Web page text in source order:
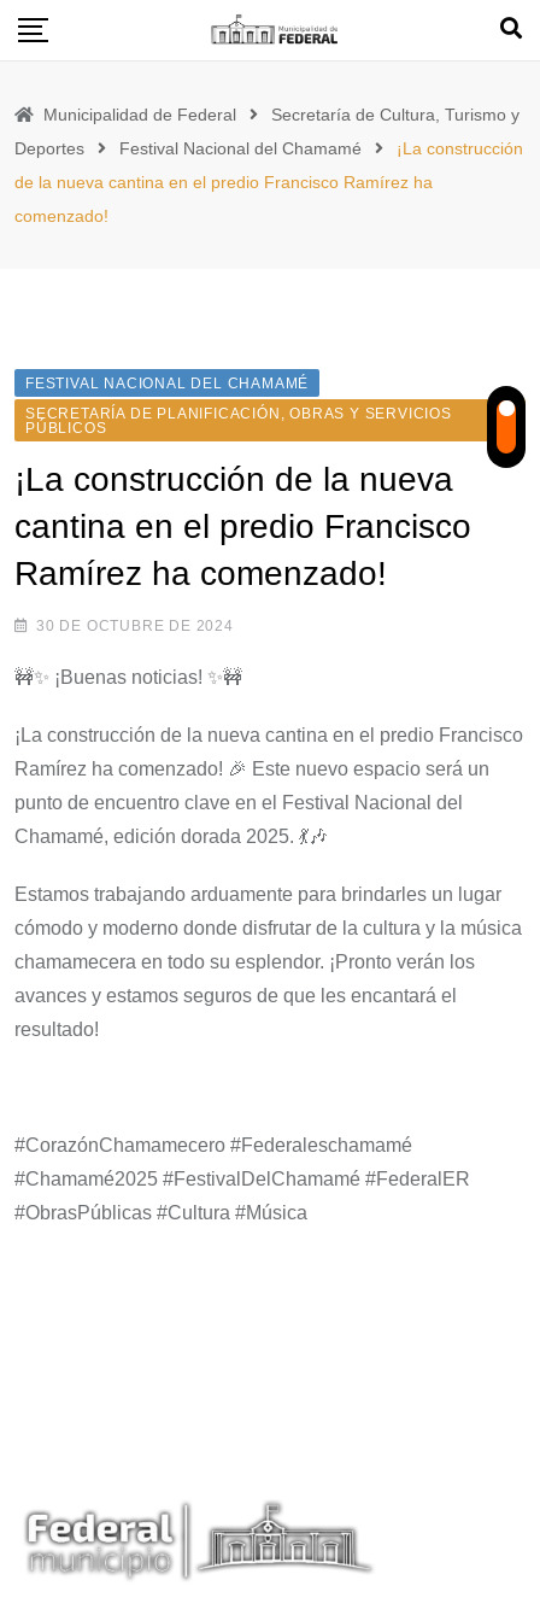
Skip
Municipalidad de Federal
Secretaría de Cultura, Turismo y
Deportes
Festival Nacional del Chamamé
¡La construcción
de la nueva cantina en el predio Francisco Ramírez ha
comenzado!
FESTIVAL NACIONAL DEL CHAMAMÉ
SECRETARÍA DE PLANIFICACIÓN, OBRAS Y SERVICIOS
PÚBLICOS
¡La construcción de la nueva
cantina en el predio Francisco
Ramírez ha comenzado!
30 DE OCTUBRE DE 2024
🚧✨ ¡Buenas noticias! ✨🚧
¡La construcción de la nueva cantina en el predio Francisco
Ramírez ha comenzado! 🎉 Este nuevo espacio será un
punto de encuentro clave en el Festival Nacional del
Chamamé, edición dorada 2025. 💃🎶
Estamos trabajando arduamente para brindarles un lugar
cómodo y moderno donde disfrutar de la cultura y la música
chamamecera en todo su esplendor. ¡Pronto verán los
avances y estamos seguros de que les encantará el
resultado!
#CorazónChamamecero #Federaleschamamé
#Chamamé2025 #FestivalDelChamamé #FederalER
#ObrasPúblicas #Cultura #Música